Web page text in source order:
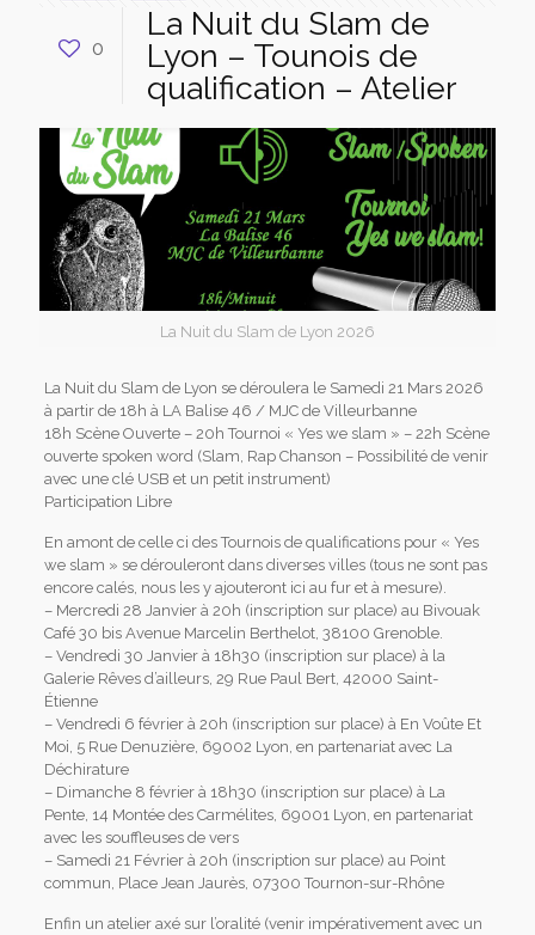
0
La Nuit du Slam de
Lyon – Tounois de
qualification – Atelier
La Nuit du Slam de Lyon 2026
La Nuit du Slam de Lyon se déroulera le Samedi 21 Mars 2026
à partir de 18h à LA Balise 46 / MJC de Villeurbanne
18h Scène Ouverte – 20h Tournoi « Yes we slam » – 22h Scène
ouverte spoken word (Slam, Rap Chanson – Possibilité de venir
avec une clé USB et un petit instrument)
Participation Libre
En amont de celle ci des Tournois de qualifications pour « Yes
we slam » se dérouleront dans diverses villes (tous ne sont pas
encore calés, nous les y ajouteront ici au fur et à mesure).
– Mercredi 28 Janvier à 20h (inscription sur place) au Bivouak
Café 30 bis Avenue Marcelin Berthelot, 38100 Grenoble.
– Vendredi 30 Janvier à 18h30 (inscription sur place) à la
Galerie Rêves d’ailleurs, 29 Rue Paul Bert, 42000 Saint-
Étienne
– Vendredi 6 février à 20h (inscription sur place) à En Voûte Et
Moi, 5 Rue Denuzière, 69002 Lyon, en partenariat avec La
Déchirature
– Dimanche 8 février à 18h30 (inscription sur place) à La
Pente, 14 Montée des Carmélites, 69001 Lyon, en partenariat
avec les souffleuses de vers
– Samedi 21 Février à 20h (inscription sur place) au Point
commun, Place Jean Jaurès, 07300 Tournon-sur-Rhône
Enfin un atelier axé sur l’oralité (venir impérativement avec un